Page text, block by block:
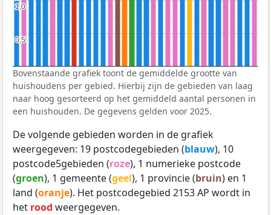
0,5
0,5
1,0
1,0
Bovenstaande grafiek toont de gemiddelde grootte van
huishoudens per gebied. Hierbij zijn de gebieden van laag
naar hoog gesorteerd op het gemiddeld aantal personen in
een huishouden. De gegevens gelden voor 2025.
De volgende gebieden worden in de grafiek
weergegeven: 19 postcodegebieden (blauw), 10
postcode5gebieden (roze), 1 numerieke postcode
(groen), 1 gemeente (geel), 1 provincie (bruin) en 1
land (oranje). Het postcodegebied 2153 AP wordt in
het rood weergegeven.